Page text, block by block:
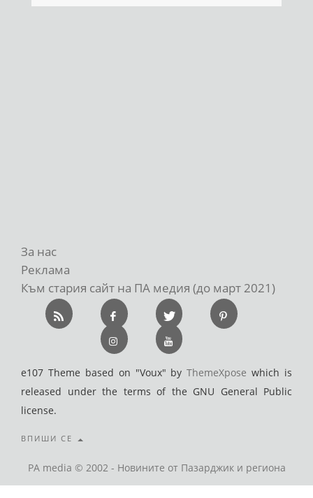
За нас
Реклама
Към стария сайт на ПА медия (до март 2021)
e107 Theme based on "Voux" byThemeXpose which is
released under the terms of the GNU General Public
license.
ВПИШИ СЕ
PA media © 2002 - Новините от Пазарджик и региона